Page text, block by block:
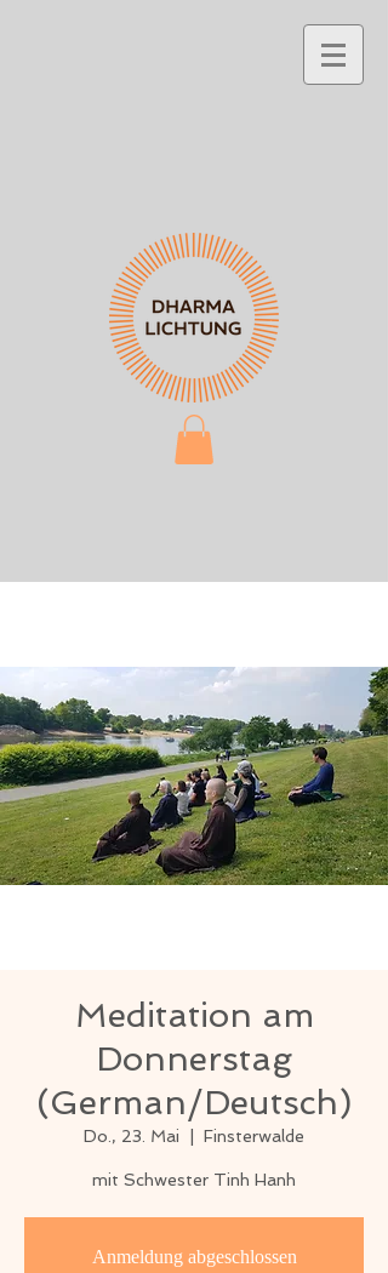
Meditation am
Donnerstag
(German/Deutsch)
Do., 23. Mai Finsterwalde
mit Schwester Tinh Hanh
Anmeldung abgeschlossen